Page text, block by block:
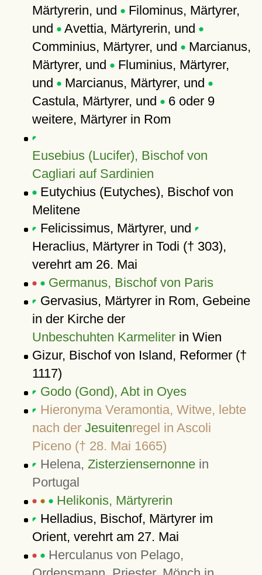
Märtyrerin, und Filominus, Märtyrer,
und Avettia, Märtyrerin, und
Comminius, Märtyrer, und Marcianus,
Märtyrer, und Fluminius, Märtyrer,
und Marcianus, Märtyrer, und
Castula, Märtyrer, und 6 oder 9
weitere, Märtyrer in Rom
Eusebius (Lucifer), Bischof von
Cagliari auf Sardinien
Eutychius (Eutyches), Bischof von
Melitene
Felicissimus, Märtyrer, und
Heraclius, Märtyrer in Todi († 303),
verehrt am 26. Mai
Germanus, Bischof von Paris
Gervasius, Märtyrer in Rom, Gebeine
in der Kirche der
Unbeschuhten Karmeliterin Wien
Gizur, Bischof von Island, Reformer (†
1117)
Godo (Gond), Abt in Oyes
Hieronyma Veramontia, Witwe, lebte
nach der Jesuitenregel in Ascoli
Piceno († 28. Mai 1665)
Helena, Zisterziensernonnein
Portugal
Helikonis, Märtyrerin
Helladius, Bischof, Märtyrer im
Orient, verehrt am 27. Mai
Herculanus von Pelago,